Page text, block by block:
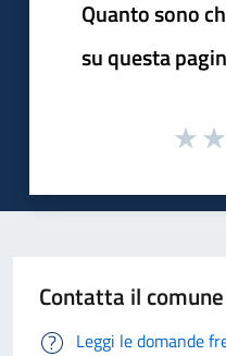
Quanto sono
su questa
Contatta il comune
Leggi le domande